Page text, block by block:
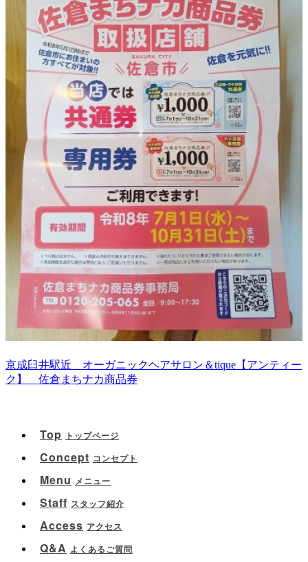
京成臼井駅近 オーガニックヘアサロン＆tique【アンティー
ク】 佐倉まちナカ商品券
Top トップページ
Concept コンセプト
Menu メニュー
Staff スタッフ紹介
Access アクセス
Q&A よくあるご質問